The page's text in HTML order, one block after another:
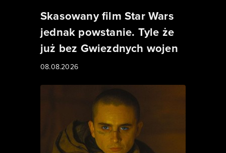
Skasowany film Star Wars
jednak powstanie. Tyle że
już bez Gwiezdnych wojen
08.08.2026